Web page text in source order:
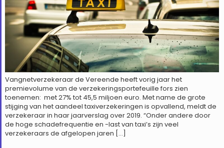
Vangnetverzekeraar de Vereende heeft vorig jaar het
premievolume van de verzekeringsportefeuille fors zien
toenemen: met 27% tot 45,5 miljoen euro. Met name de grote
stijging van het aandeel taxiverzekeringen is opvallend, meldt de
verzekeraar in haar jaarverslag over 2019. “Onder andere door
de hoge schadefrequentie en -last van taxi’s zijn veel
verzekeraars de afgelopen jaren […]